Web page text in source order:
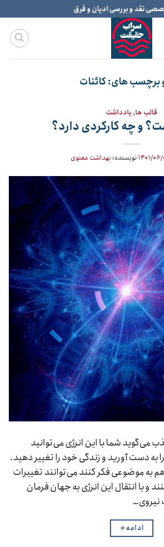
نقد و بررسی ادیان و فرق
برچسب های:کائنات
قالب ها,یادداشت
و چه کارکردی دارد؟
۰۶/۰۶ نویسنده: بهداشت معنوی
می‌گوید شما با این انرژی می‌توانید
به دست آورید و زندگی خود را تغییر دهید.
به موضوعی فکر کنند می‌توانند تغییرات
و با انتقال این انرژی به جهان فرمان
نیروی…
ادامه→